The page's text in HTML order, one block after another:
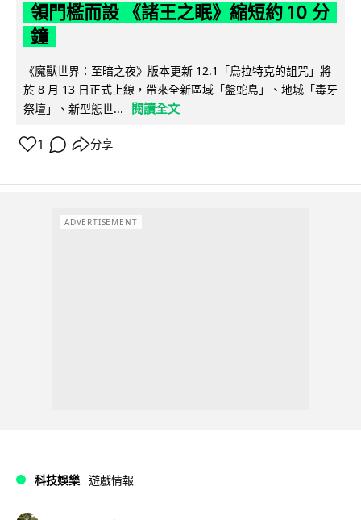
領門檻而設 《諸王之眠》縮短約 10 分
鐘
《魔獸世界：至暗之夜》版本更新 12.1「烏拉特克的詛咒」將
於 8 月 13 日正式上線，帶來全新區域「盤蛇島」、地城「毒牙
祭壇」、新型態世...
閱讀全文
1 分享
ADVERTISEMENT
科技娛樂 遊戲情報